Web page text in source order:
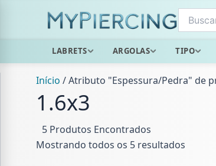
LABRETS ARGOLAS TIPO
Início / Atributo "Espessura/Pedra" de
1.6x3
5 Produtos Encontrados
Mostrando todos os 5 resultados